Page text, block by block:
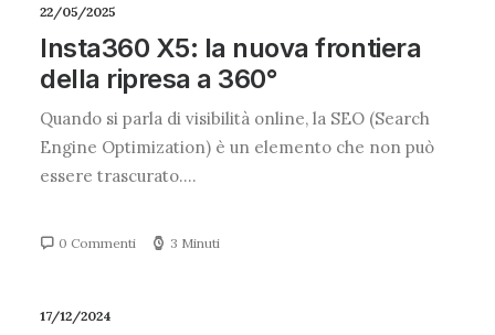
22/05/2025
Insta360 X5: la nuova frontiera
della ripresa a 360°
Quando si parla di visibilità online, la SEO (Search
Engine Optimization) è un elemento che non può
essere trascurato.…
0 Commenti 3 Minuti
17/12/2024